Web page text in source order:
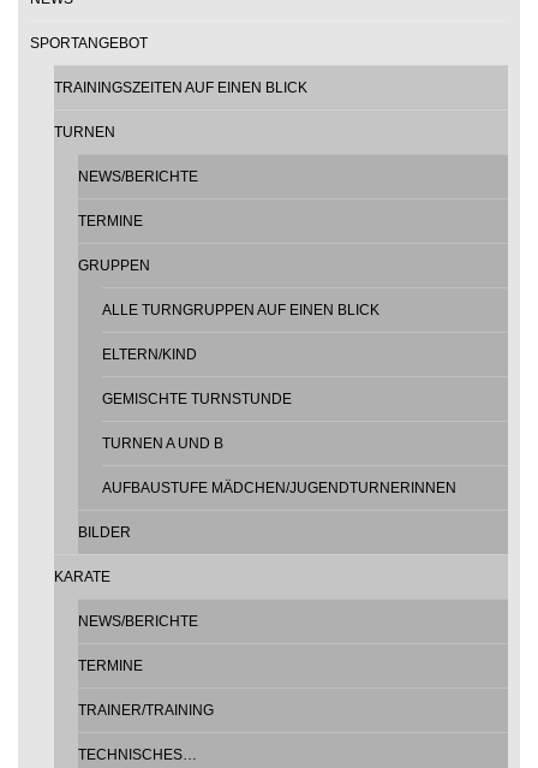
SPORTANGEBOT
TRAININGSZEITEN AUF EINEN BLICK
TURNEN
NEWS/BERICHTE
TERMINE
GRUPPEN
ALLE TURNGRUPPEN AUF EINEN BLICK
ELTERN/KIND
GEMISCHTE TURNSTUNDE
TURNEN A UND B
AUFBAUSTUFE MÄDCHEN/JUGENDTURNERINNEN
BILDER
KARATE
NEWS/BERICHTE
TERMINE
TRAINER/TRAINING
TECHNISCHES…